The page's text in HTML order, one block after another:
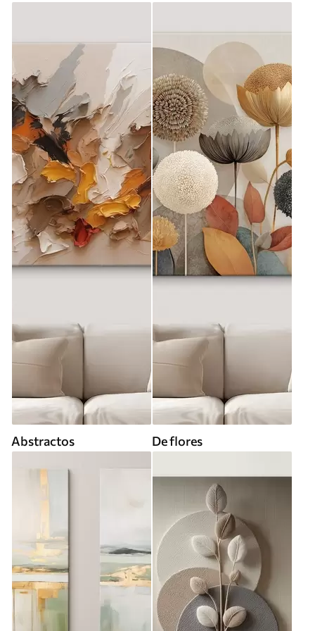
Abstractos De flores